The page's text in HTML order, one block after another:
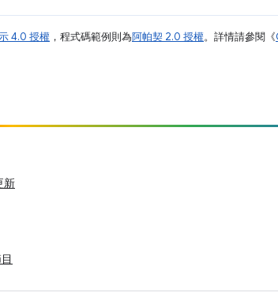
4.0 授權 ，程式碼範例則為阿帕契 2.0 授權。詳情請參閱《
新